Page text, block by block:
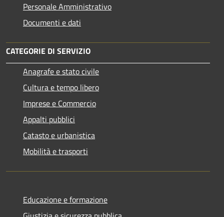
Personale Amministrativo
Documenti e dati
CATEGORIE DI SERVIZIO
Anagrafe e stato civile
Cultura e tempo libero
Imprese e Commercio
Appalti pubblici
Catasto e urbanistica
Mobilità e trasporti
Educazione e formazione